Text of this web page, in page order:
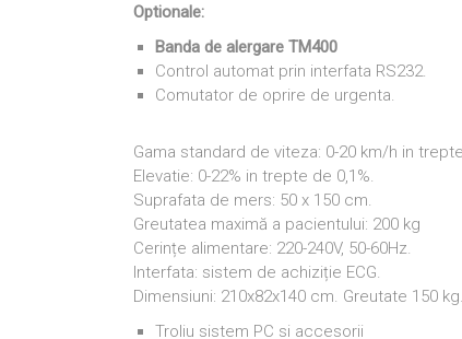
Optionale:
Banda de alergare TM400
Control automat prin interfata RS232.
Comutator de oprire de urgenta.
Gama standard de viteza: 0-20 km/h in
Elevatie: 0-22% in trepte de 0,1%.
Suprafata de mers: 50 x 150 cm.
Greutatea maximă a pacientului: 200 kg
Cerințe alimentare: 220-240V, 50-60Hz.
Interfata: sistem de achiziție ECG.
Dimensiuni: 210x82x140 cm. Greutate 150 kg.
Troliu sistem PC si accesorii